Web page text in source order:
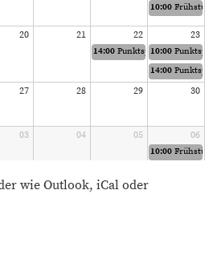
20 21 22 23
27 28 29 30
03 04 05 06
10:00
14:00Punktspiel Mixed 60
10:00
14:00
10:00
wie Outlook, iCal oder